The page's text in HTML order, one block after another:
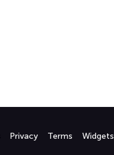
Privacy Terms Widgets